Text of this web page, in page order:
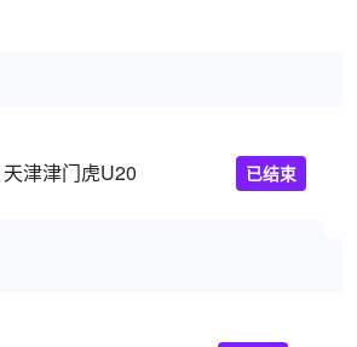
天津津门虎U20 已结束